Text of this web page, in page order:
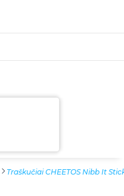
Traškučiai CHEETOS Nibb It